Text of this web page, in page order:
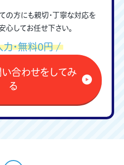
の方にも親切・丁寧な対応を
心してお任せ下さい。
・無料0円
い合わせをしてみ
る